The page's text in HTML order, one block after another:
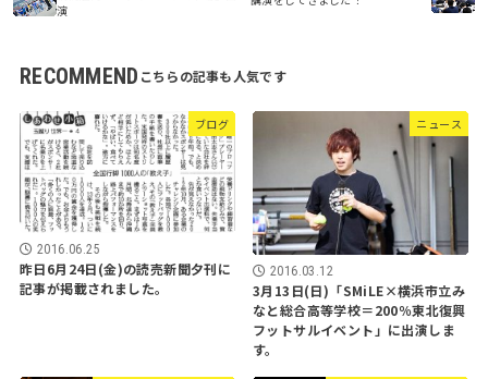
演
RECOMMEND
ブログ
2016.06.25
昨日6月24日(金)の読売新聞夕刊に
記事が掲載されました。
ニュース
2016.03.12
3月13日(日)「SMiLE×横浜市立み
なと総合高等学校＝200％東北復興
フットサルイベント」に出演しま
す。